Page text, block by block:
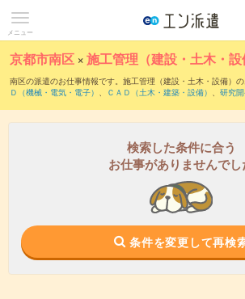
メニュー
京都市南区 ×施工管理（建設・土木・設
南区の派遣のお仕事情報です。施工管理（建設・土木・設備）の
Ｄ（機械・電気・電子） 、 ＣＡＤ（土木・建築・設備） 、 研究開
仕事とは？とは？
検索した条件に合う
お仕事がありませんでし
条件を変更して再検